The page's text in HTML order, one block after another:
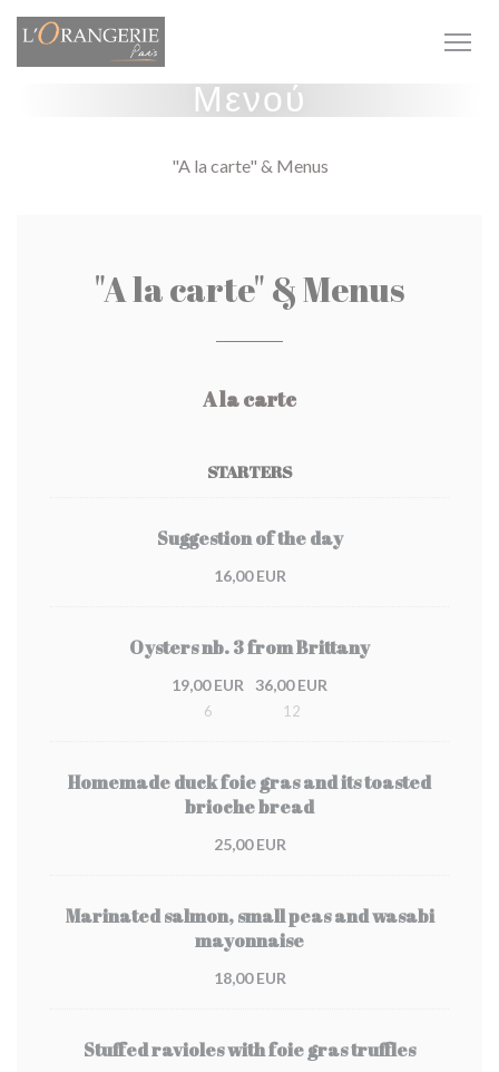
Πίνακας διαχείρισης "Μπισκότων" (Cookies)
Μενού
"A la carte" & Menus
"A la carte" & Menus
A la carte
STARTERS
Suggestion of the day
16,00 EUR
Oysters nb. 3 from Brittany
19,00 EUR
6
36,00 EUR
12
Homemade duck foie gras and its toasted
brioche bread
25,00 EUR
Marinated salmon, small peas and wasabi
mayonnaise
18,00 EUR
Stuffed ravioles with foie gras truffles